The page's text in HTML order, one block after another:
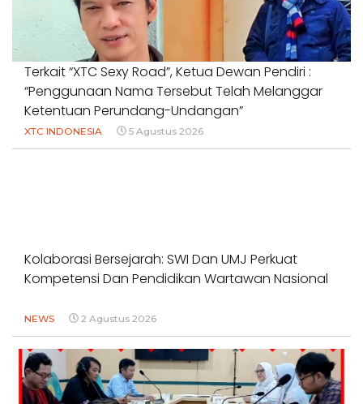
Terkait “XTC Sexy Road”, Ketua Dewan Pendiri :
“Penggunaan Nama Tersebut Telah Melanggar
Ketentuan Perundang-Undangan”
XTC INDONESIA 5 Agustus 2026
Kolaborasi Bersejarah: SWI Dan UMJ Perkuat
Kompetensi Dan Pendidikan Wartawan Nasional
NEWS 2 Agustus 2026